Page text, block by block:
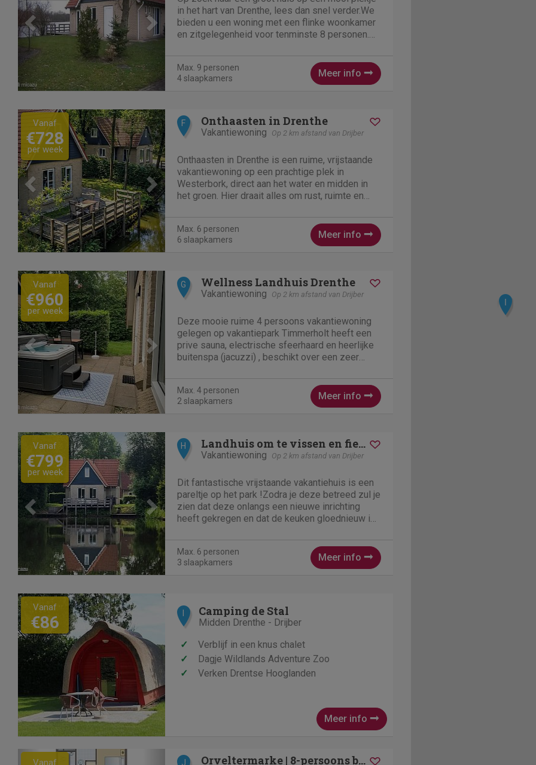
in het hart van Drenthe, lees dan snel verder.We
bieden u een woning met een flinke woonkamer
en zitgelegenheid voor tenminste 8 personen.
mogelijkheden om een heerlijke...
Max. 9 personen
4 slaapkamers
Meer info
Previous Next
Vanaf
€728
per week
F Onthaasten in Drenthe
Vakantiewoning Op 2 km afstand van Drijber
Onthaasten in Drenthe is een ruime, vrijstaande
vakantiewoning op een prachtige plek in
Westerbork, direct aan het water en midden in
het groen. Hier draait alles om rust, ruimte en
terwijl je op de...
Max. 6 personen
6 slaapkamers
Meer info
Previous Next
Vanaf
€960
per week
G Wellness Landhuis Drenthe
Vakantiewoning Op 2 km afstand van Drijber
Deze mooie ruime 4 persoons vakantiewoning
gelegen op vakantiepark Timmerholt heeft een
prive sauna, electrische sfeerhaard en heerlijke
buitenspa (jacuzzi) , beschikt over een zeer
koffiezetaparaat.De begane...
Max. 4 personen
2 slaapkamers
Meer info
Previous Next
Vanaf
€799
per week
H Landhuis om te vissen en fietsen 5*
Vakantiewoning Op 2 km afstand van Drijber
Dit fantastische vrijstaande vakantiehuis is een
pareltje op het park !Zodra je deze betreed zul je
zien dat deze onlangs een nieuwe inrichting
heeft gekregen en dat de keuken gloednieuw is
woonkamer direct de steiger...
Max. 6 personen
3 slaapkamers
Meer info
Vanaf
€86
Meer info
Camping de Stal
Midden Drenthe - Drijber
✓
Verblijf in een knus chalet
✓
Dagje Wildlands Adventure Zoo
✓
Verken Drentse Hooglanden
Previous Next
Vanaf J Orveltermarke | 8-persoons bungalow | 8C
I